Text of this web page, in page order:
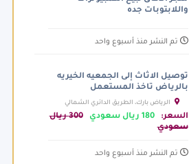
واللابتوبات جده
تم النشر منذ أسبوع واحد
توصيل الاثاث إلى الجمعيه الخيريه
بالرياض تاخذ المستعمل
الرياض بارك، الطريق الدائري الشمالي
الفرعي، الرياض السعودية
السعر: 180 ريال سعودي
300 ريال
سعودي
تم النشر منذ أسبوع واحد